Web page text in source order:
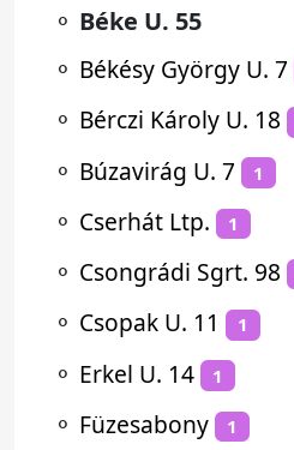
⚬ Béke U. 55
⚬ Békésy György U. 7
⚬ Bérczi Károly U. 18
⚬ Búzavirág U. 7 1
⚬ Cserhát Ltp. 1
⚬ Csongrádi Sgrt. 98
⚬ Csopak U. 11 1
⚬ Erkel U. 14 1
⚬ Füzesabony 1